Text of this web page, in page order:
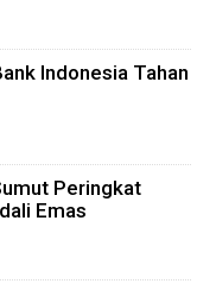
Indonesia Tahan
Peringkat
Emas